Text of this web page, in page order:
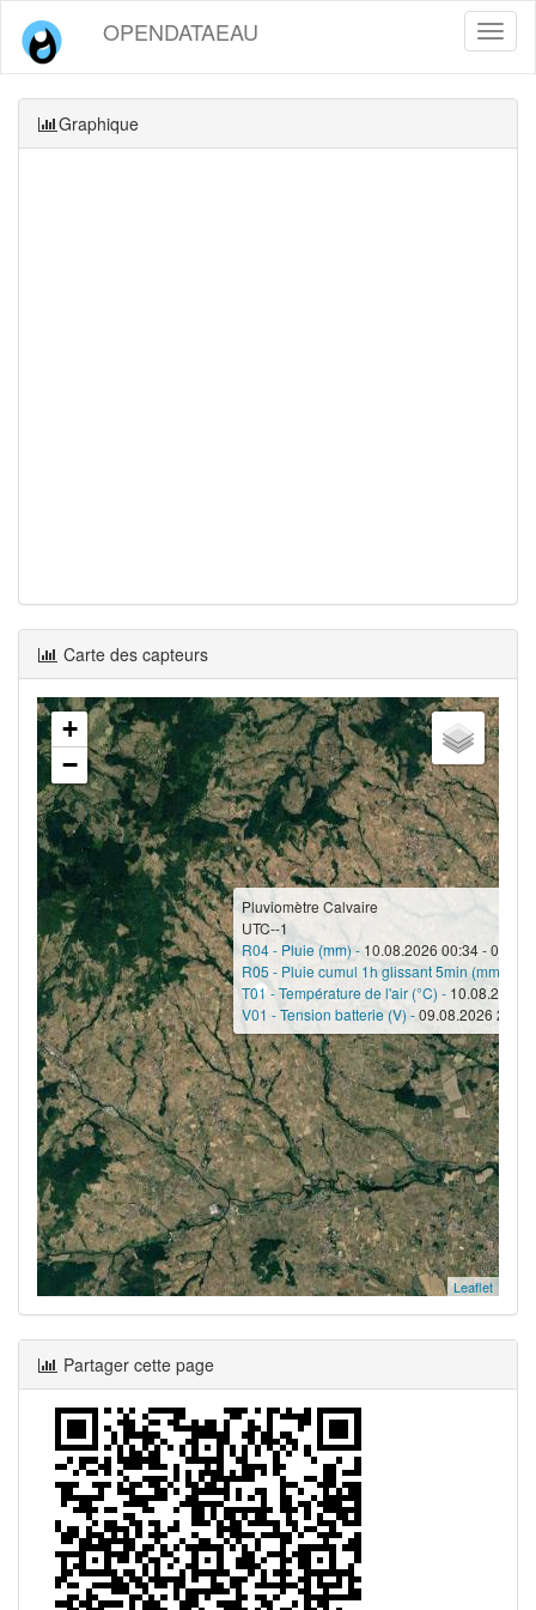
OPENDATAEAU
Graphique
Carte des capteurs
Pluviomètre Calvaire
UTC--1
R04 - Pluie (mm) - 10.08.2026 00:34 - 0
R05 - Pluie cumul 1h glissant 5min (mm) -
T01 - Température de l'air (°C) - 10.08.2026
V01 - Tension batterie (V) -09.08.2026
+
−
Leaflet
Partager cette page